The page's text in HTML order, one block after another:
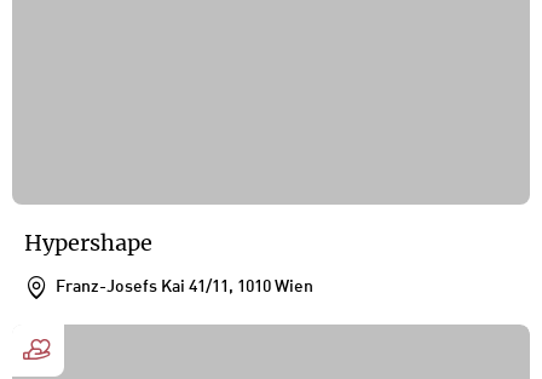
Hypershape
Franz-Josefs Kai 41/11, 1010 Wien